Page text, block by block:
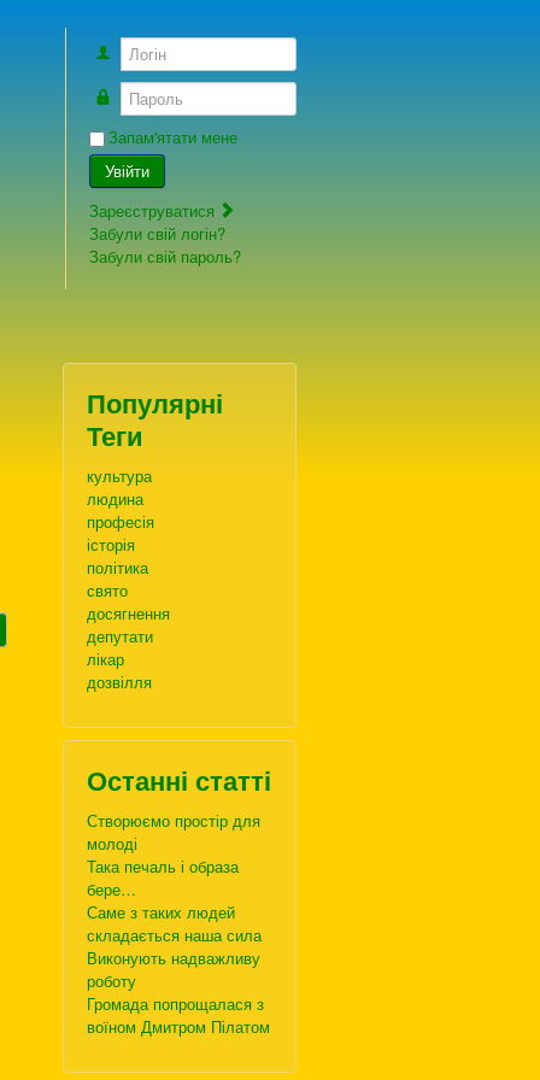
Логін
Пароль
Запам'ятати мене
Увійти
Зареєструватися
Забули свій логін?
Забули свій пароль?
Популярні
Теги
культура
людина
професія
історія
політика
свято
досягнення
депутати
лікар
дозвілля
Останні статті
Створюємо простір для
молоді
Така печаль і образа
бере…
Саме з таких людей
складається наша сила
Виконують надважливу
роботу
Громада попрощалася з
воїном Дмитром Пілатом